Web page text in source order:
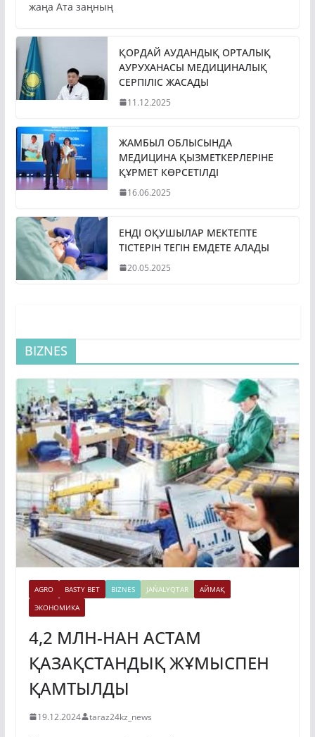
жаңа Ата заңның
ҚОРДАЙ АУДАНДЫҚ ОРТАЛЫҚ
АУРУХАНАСЫ МЕДИЦИНАЛЫҚ
СЕРПІЛІС ЖАСАДЫ
11.12.2025
ЖАМБЫЛ ОБЛЫСЫНДА
МЕДИЦИНА ҚЫЗМЕТКЕРЛЕРІНЕ
ҚҰРМЕТ КӨРСЕТІЛДІ
16.06.2025
ЕНДІ ОҚУШЫЛАР МЕКТЕПТЕ
ТІСТЕРІН ТЕГІН ЕМДЕТЕ АЛАДЫ
20.05.2025
BIZNES
AGRO BASTY BET BIZNES JAŃALYQTAR
АЙМАҚ
ЭКОНОМИКА
4,2 МЛН-НАН АСТАМ
ҚАЗАҚСТАНДЫҚ ЖҰМЫСПЕН
ҚАМТЫЛДЫ
19.12.2024 taraz24kz_news